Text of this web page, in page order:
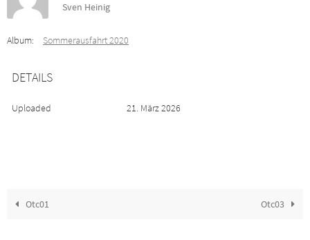
Sven Heinig
Album: Sommerausfahrt 2020
DETAILS
Uploaded 21. März 2026
Otc01 Otc03